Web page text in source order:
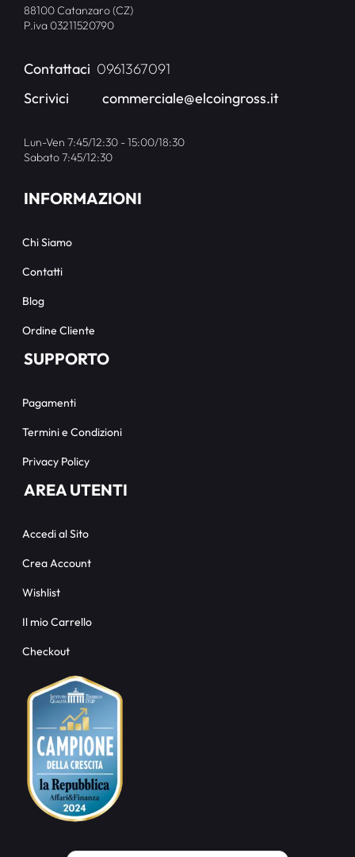
88100 Catanzaro (CZ)
P.iva 03211520790
Contattaci 0961367091
Scrivici
commerciale@elcoingross.it
Lun-Ven 7:45/12:30 - 15:00/18:30
Sabato 7:45/12:30
INFORMAZIONI
Chi Siamo
Contatti
Blog
Ordine Cliente
SUPPORTO
Pagamenti
Termini e Condizioni
Privacy Policy
AREA UTENTI
Accedi al Sito
Crea Account
Wishlist
Il mio Carrello
Checkout